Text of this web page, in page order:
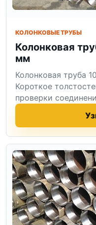
КОЛОНКОВЫЕ ТРУБЫ
Колонковая
мм
Колонковая труба
Короткое
проверки